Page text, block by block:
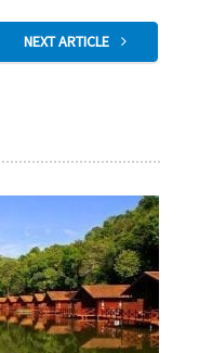
NEXT ARTICLE